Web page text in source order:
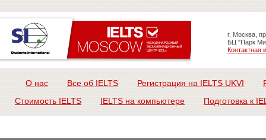
г. Москва,
БЦ "Парк
Контактная
О нас Все об IELTS Регистрация на IELTS UKVI
Стоимость IELTS
IELTS на компьютере Подготовка к